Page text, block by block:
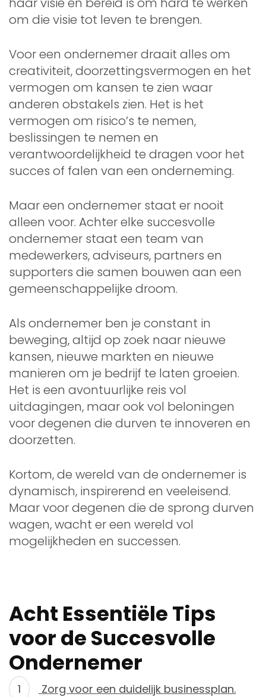
om die visie tot leven te brengen.
Voor een ondernemer draait alles om
creativiteit, doorzettingsvermogen en het
vermogen om kansen te zien waar
anderen obstakels zien. Het is het
vermogen om risico’s te nemen,
beslissingen te nemen en
verantwoordelijkheid te dragen voor het
succes of falen van een onderneming.
Maar een ondernemer staat er nooit
alleen voor. Achter elke succesvolle
ondernemer staat een team van
medewerkers, adviseurs, partners en
supporters die samen bouwen aan een
gemeenschappelijke droom.
Als ondernemer ben je constant in
beweging, altijd op zoek naar nieuwe
kansen, nieuwe markten en nieuwe
manieren om je bedrijf te laten groeien.
Het is een avontuurlijke reis vol
uitdagingen, maar ook vol beloningen
voor degenen die durven te innoveren en
doorzetten.
Kortom, de wereld van de ondernemer is
dynamisch, inspirerend en veeleisend.
Maar voor degenen die de sprong durven
wagen, wacht er een wereld vol
mogelijkheden en successen.
Acht Essentiële Tips
voor de Succesvolle
Ondernemer
Zorg voor een duidelijk businessplan.